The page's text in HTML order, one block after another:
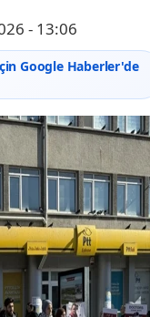
- 13:06
Google Haberler'de